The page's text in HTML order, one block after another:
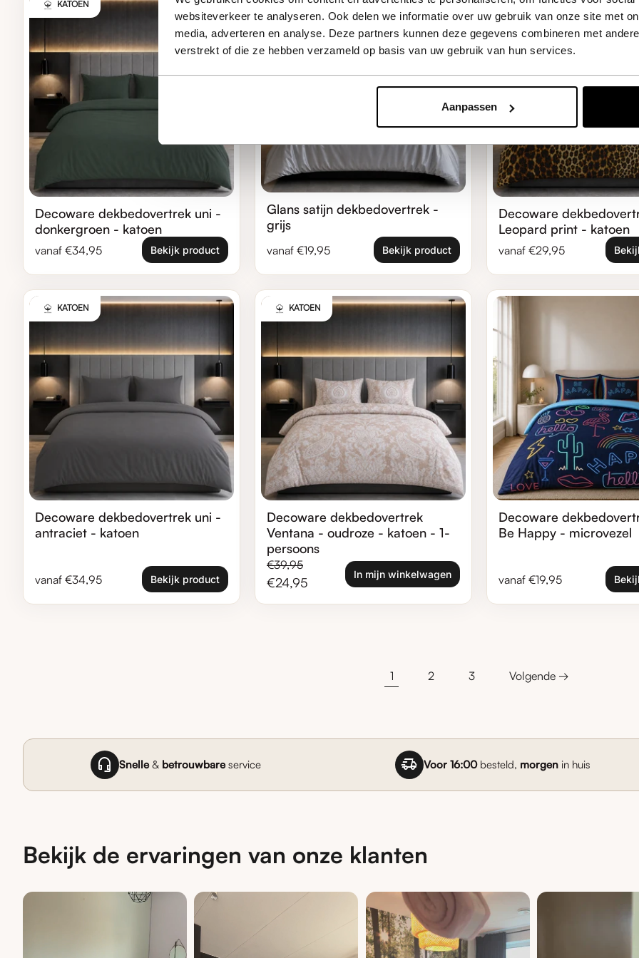
websiteverkeer te analyseren. Ook delen we informatie over uw gebruik van onze site met
media, adverteren en analyse. Deze partners kunnen deze gegevens combineren met
verstrekt of die ze hebben verzameld op basis van uw gebruik van hun services.
Aanpassen
KATOEN
Decoware dekbedovertrek uni -
donkergroen - katoen
Normale prijs
vanaf €34,95 Bekijk product
Glans satijn dekbedovertrek -
grijs
Normale prijs
vanaf €19,95 Bekijk product
KATOEN
Decoware
Leopard print - katoen
Normale prijs
vanaf €29,95
KATOEN
Zoom in
Decoware dekbedovertrek uni -
antraciet - katoen
Normale prijs
vanaf €34,95 Bekijk product
KATOEN
Zoom in
Decoware dekbedovertrek
Ventana - oudroze - katoen - 1-
persoons
Normale prijs
€39,95
Verkoopprijs
€24,95
In mijn winkelwagen
Zoom in
Decoware
Be Happy - microvezel
Normale prijs
vanaf €19,95
1 2 3 Volgende →
headset_mic Snelle& betrouwbareservice delivery_truck_speed Voor 16:00besteld, morgen in huis
Bekijk de ervaringen van onze klanten